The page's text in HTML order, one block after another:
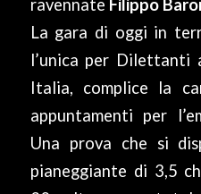
ravennate Filippo
La gara di oggi in
l’unica per Dilettanti
Italia, complice la
appuntamenti per
Una prova che si
pianeggiante di 3,5